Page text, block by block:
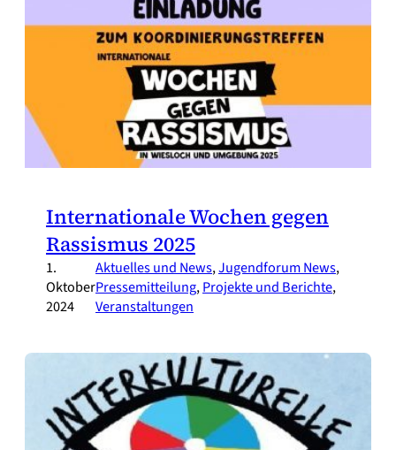
Internationale Wochen gegen
Rassismus 2025
1.
Oktober
2024
Aktuelles und News, Jugendforum News
Pressemitteilung, Projekte und Berichte
Veranstaltungen